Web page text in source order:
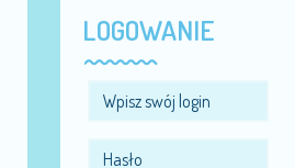
LOGOWANIE